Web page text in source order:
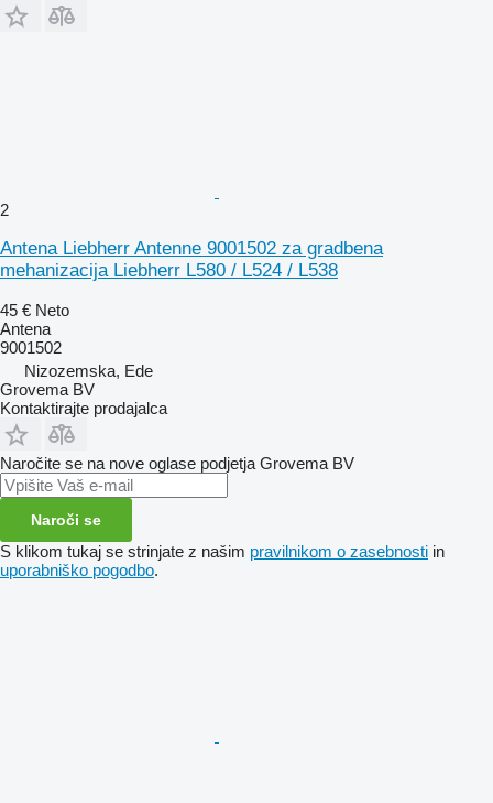
2
Antena Liebherr Antenne 9001502 za gradbena
mehanizacija Liebherr L580 / L524 / L538
45 € Neto
Antena
9001502
Nizozemska, Ede
Grovema BV
Kontaktirajte prodajalca
Naročite se na nove oglase podjetja Grovema BV
Naroči se
S klikom tukaj se strinjate z našim pravilnikom o zasebnosti in
uporabniško pogodbo.